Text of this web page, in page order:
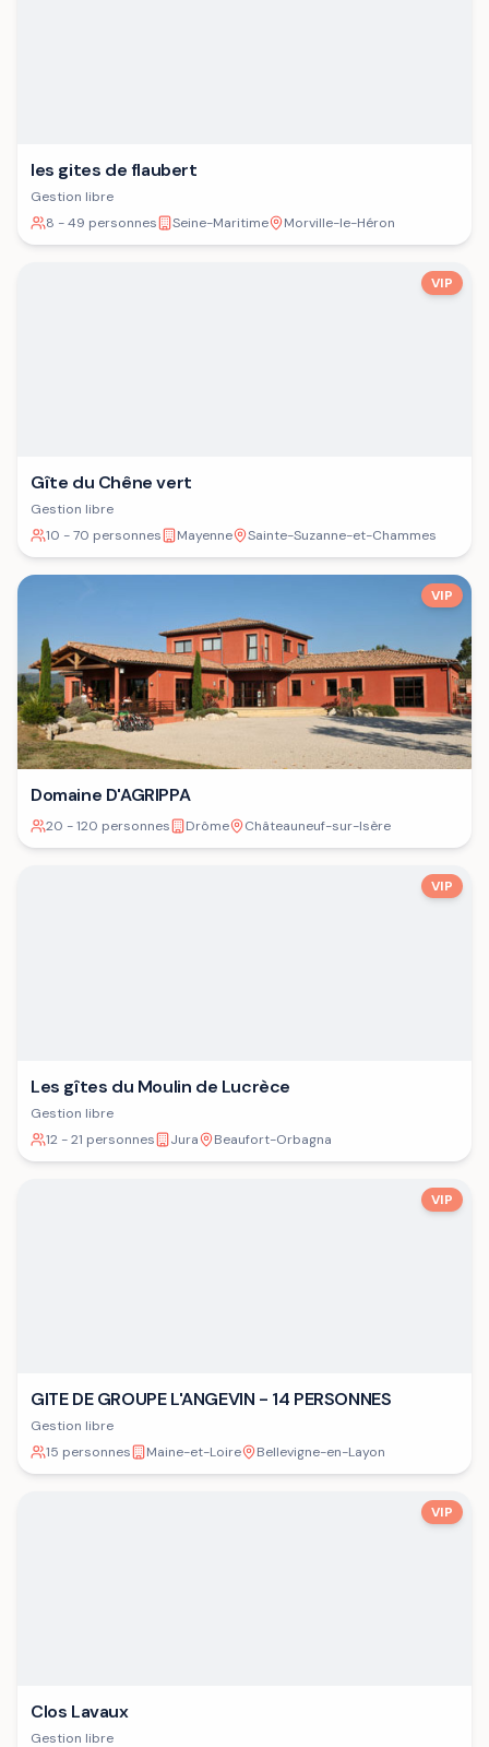
les gites de flaubert
Gestion libre
8 - 49 personnes
Seine-Maritime Morville-le-Héron
VIP
Gîte du Chêne vert
Gestion libre
10 - 70 personnes
Mayenne Sainte-Suzanne-et-Chammes
VIP
Domaine D'AGRIPPA
20 - 120 personnes Drôme Châteauneuf-sur-Isère
VIP
Les gîtes du Moulin de Lucrèce
Gestion libre
12 - 21 personnes
Jura Beaufort-Orbagna
VIP
GITE DE GROUPE L'ANGEVIN - 14 PERSONNES
Gestion libre
15 personnes
Maine-et-Loire Bellevigne-en-Layon
VIP
Clos Lavaux
Gestion libre